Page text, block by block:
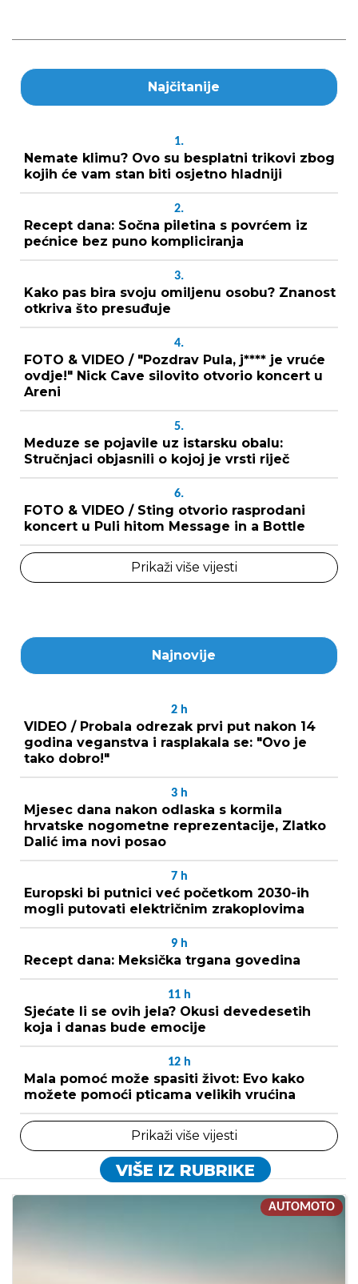
Najčitanije
1.
Nemate klimu? Ovo su besplatni trikovi zbog
kojih će vam stan biti osjetno hladniji
2.
Recept dana: Sočna piletina s povrćem iz
pećnice bez puno kompliciranja
3.
Kako pas bira svoju omiljenu osobu? Znanost
otkriva što presuđuje
4.
FOTO & VIDEO / "Pozdrav Pula, j**** je vruće
ovdje!" Nick Cave silovito otvorio koncert u
Areni
5.
Meduze se pojavile uz istarsku obalu:
Stručnjaci objasnili o kojoj je vrsti riječ
6.
FOTO & VIDEO / Sting otvorio rasprodani
koncert u Puli hitom Message in a Bottle
Prikaži više vijesti
Najnovije
2 h
VIDEO / Probala odrezak prvi put nakon 14
godina veganstva i rasplakala se: "Ovo je
tako dobro!"
3 h
Mjesec dana nakon odlaska s kormila
hrvatske nogometne reprezentacije, Zlatko
Dalić ima novi posao
7 h
Europski bi putnici već početkom 2030-ih
mogli putovati električnim zrakoplovima
9 h
Recept dana: Meksička trgana govedina
11 h
Sjećate li se ovih jela? Okusi devedesetih
koja i danas bude emocije
12 h
Mala pomoć može spasiti život: Evo kako
možete pomoći pticama velikih vrućina
Prikaži više vijesti
VIŠE IZ RUBRIKE
AUTOMOTO